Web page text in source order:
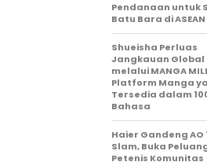
Pendanaan untuk
Batu Bara di ASEAN
Shueisha Perluas
Jangkauan Global
melalui MANGA
Platform Manga
Tersedia dalam
Bahasa
Haier Gandeng AO
Slam, Buka
Petenis Komunitas